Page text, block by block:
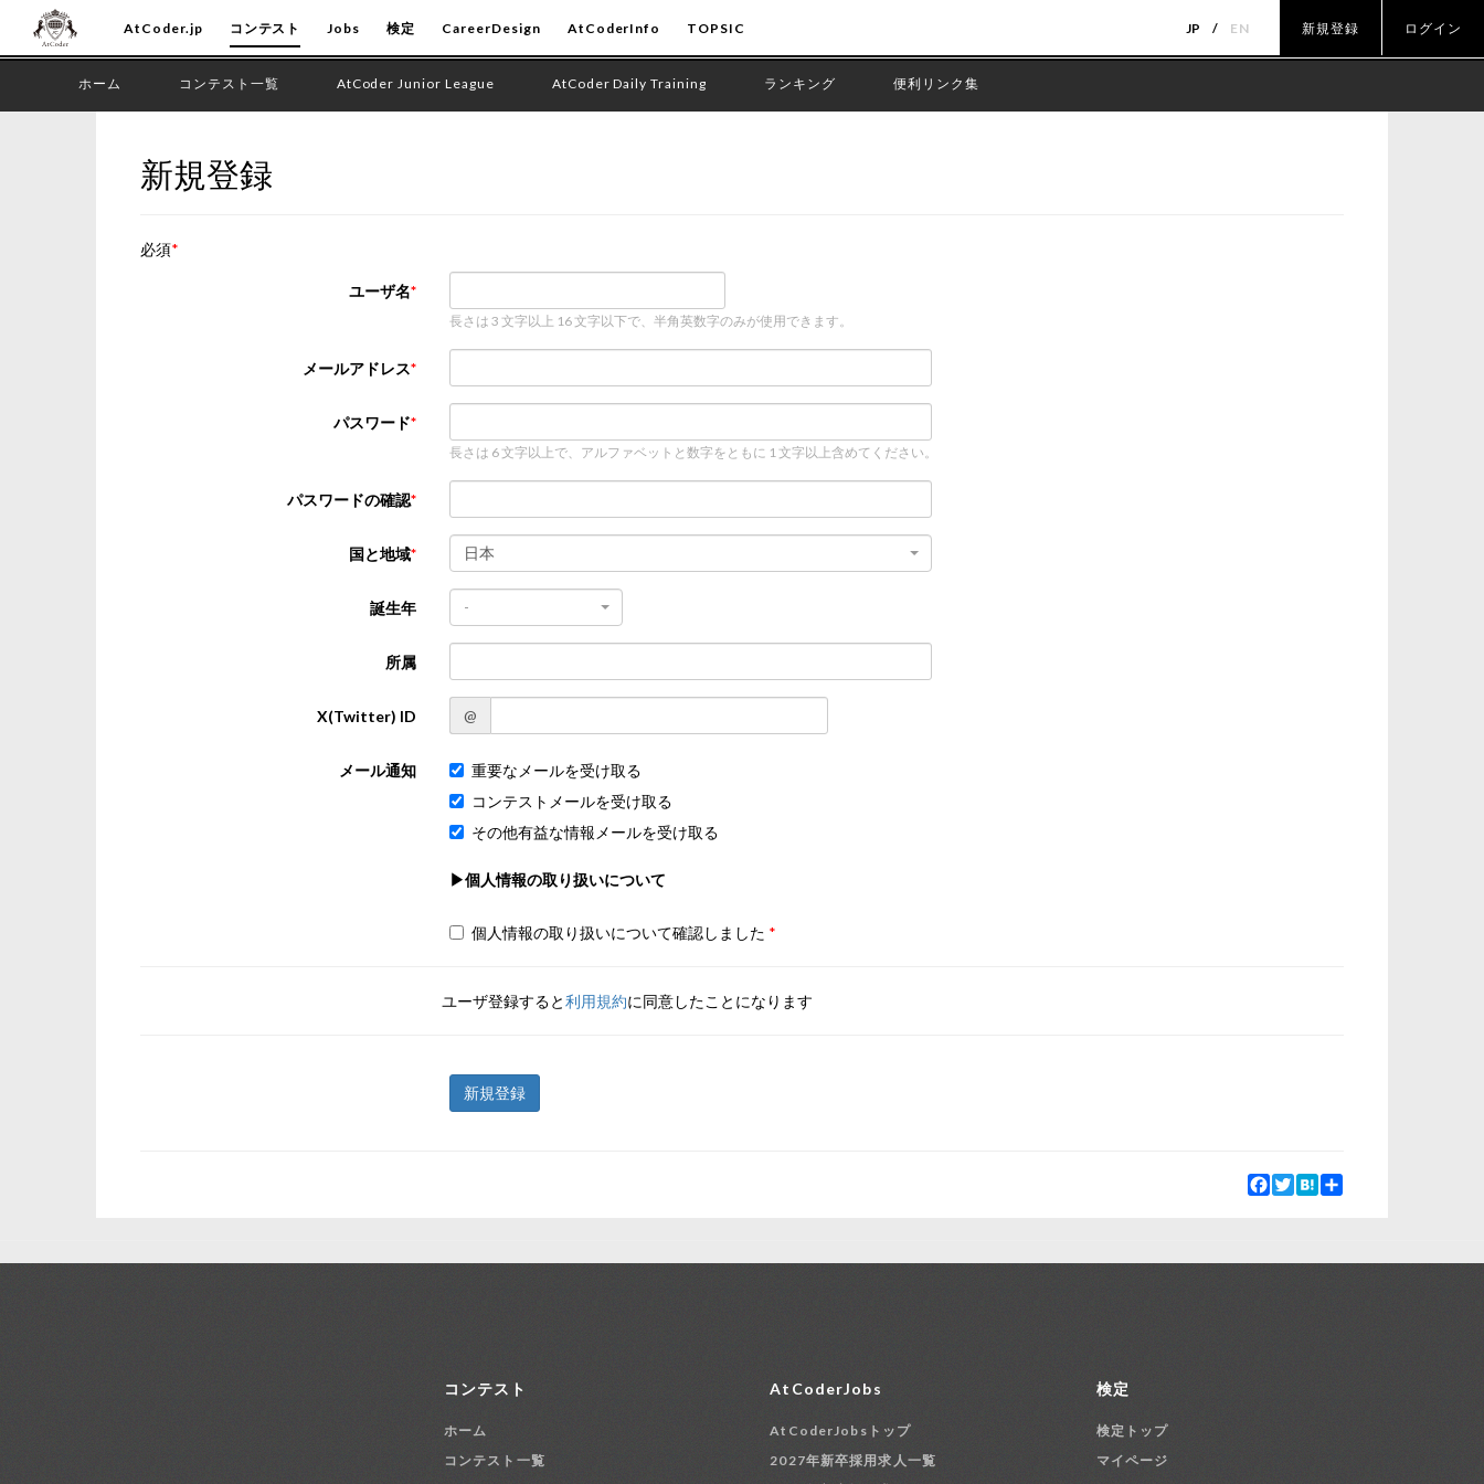
AtCoder.jp コンテスト Jobs 検定 CareerDesign AtCoderInfo TOPSIC JP EN 新規登録 ログイン
ホーム コンテスト一覧 AtCoder Junior League AtCoder Daily Training ランキング 便利リンク集
新規登録
必須
ユーザ名
長さは 3 文字以上 16 文字以下で、半角英数字のみが使用できます。
メールアドレス
パスワード
長さは 6 文字以上で、アルファベットと数字をともに 1 文字以上含めてください。
パスワードの確認
国と地域 日本
誕生年 -
所属
X(Twitter) ID @
メール通知
重要なメールを受け取る
コンテストメールを受け取る
その他有益な情報メールを受け取る
▶個人情報の取り扱いについて
個人情報の取り扱いについて確認しました
ユーザ登録すると利用規約に同意したことになります
新規登録
Facebook
Twitter
Hatena
コンテスト
ホーム
コンテスト一覧
AtCoderJobs
AtCoderJobsトップ
2027年新卒採用求人一覧
検定
検定トップ
マイページ